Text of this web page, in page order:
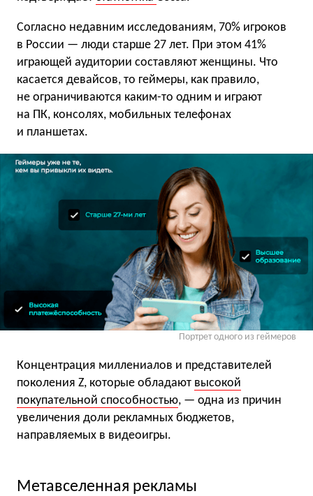
Согласно недавним исследованиям, 70% игроков
в России — люди старше 27 лет. При этом 41%
играющей аудитории составляют женщины. Что
касается девайсов, то геймеры, как правило,
не ограничиваются каким-то одним и играют
на ПК, консолях, мобильных телефонах
и планшетах.
Портрет одного из геймеров
Концентрация миллениалов и представителей
поколения Z, которые обладают высокой
покупательной способностью, — одна из причин
увеличения доли рекламных бюджетов,
направляемых в видеоигры.
Метавселенная рекламы